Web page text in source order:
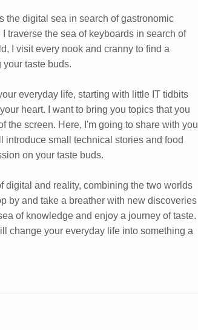
the digital sea in search of gastronomic
traverse the sea of keyboards in search of
I visit every nook and cranny to find a
taste buds.
everyday life, starting with little IT tidbits
heart. I want to bring you topics that you
the screen. Here, I'm going to share with you
introduce small technical stories and food
on your taste buds.
digital and reality, combining the two worlds
by and take a breather with new discoveries
of knowledge and enjoy a journey of taste.
change your everyday life into something a